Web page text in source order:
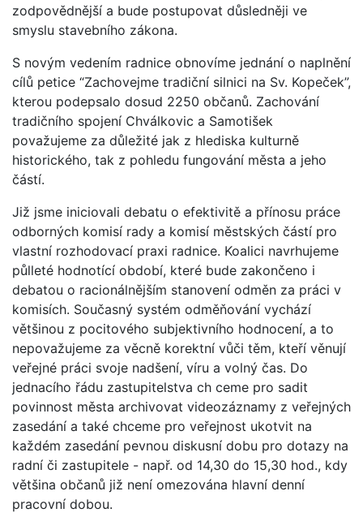
zodpovědnější a bude postupovat důsledněji ve
smyslu stavebního zákona.
S novým vedením radnice obnovíme jednání o naplnění
cílů petice “Zachovejme tradiční silnici na Sv. Kopeček”,
kterou podepsalo dosud 2250 občanů. Zachování
tradičního spojení Chválkovic a Samotišek
považujeme za důležité jak z hlediska kulturně
historického, tak z pohledu fungování města a jeho
částí.
Již jsme iniciovali debatu o efektivitě a přínosu práce
odborných komisí rady a komisí městských částí pro
vlastní rozhodovací praxi radnice. Koalici navrhujeme
půlleté hodnotící období, které bude zakončeno i
debatou o racionálnějším stanovení odměn za práci v
komisích. Současný systém odměňování vychází
většinou z pocitového subjektivního hodnocení, a to
nepovažujeme za věcně korektní vůči těm, kteří věnují
veřejné práci svoje nadšení, víru a volný čas. Do
jednacího řádu zastupitelstva ch ceme pro sadit
povinnost města archivovat videozáznamy z veřejných
zasedání a také chceme pro veřejnost ukotvit na
každém zasedání pevnou diskusní dobu pro dotazy na
radní či zastupitele - např. od 14,30 do 15,30 hod., kdy
většina občanů již není omezována hlavní denní
pracovní dobou.